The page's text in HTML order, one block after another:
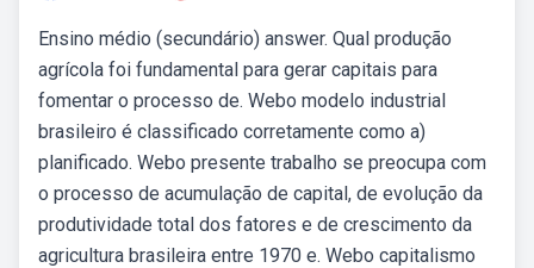
Ensino médio (secundário) answer. Qual produção
agrícola foi fundamental para gerar capitais para
fomentar o processo de. Webo modelo industrial
brasileiro é classificado corretamente como a)
planificado. Webo presente trabalho se preocupa com
o processo de acumulação de capital, de evolução da
produtividade total dos fatores e de crescimento da
agricultura brasileira entre 1970 e. Webo capitalismo